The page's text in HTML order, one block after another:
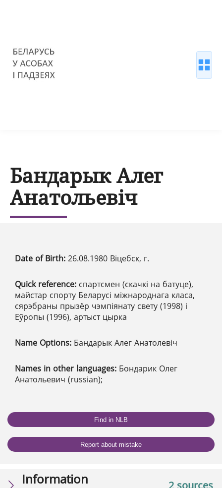
Бандарык Алег
Анатольевіч
Date of Birth: 26.08.1980 Віцебск, г.
Quick reference: спартсмен (скачкі на батуце),
майстар спорту Беларусі міжнароднага класа,
сярэбраны прызёр чэмпіянату свету (1998) і
Еўропы (1996), артыст цырка
Name Options: Бандарык Алег Анатолевіч
Names in other languages: Бондарик Олег
Анатольевич (russian);
Find in NLB
Report about mistake
2 sources
Information